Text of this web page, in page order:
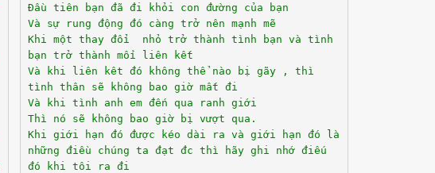
Đầu tiên bạn đã đi khỏi con đường của bạn
Và sự rung động đó càng trở nên mạnh mẽ
Khi một thay đổi nhỏ trở thành tình bạn và tình
bạn trở thành mối liên kết
Và khi liên kêt đó không thể nào bị gãy , thì
tình thân sẽ không bao giờ mất đi
Và khi tình anh em đến qua ranh giới
Thì nó sẽ không bao giờ bị vượt qua.
Khi giới hạn đó được kéo dài ra và giới hạn đó là
những điều chúng ta đạt đc thì hãy ghi nhớ điếu
đó khi tôi ra đi